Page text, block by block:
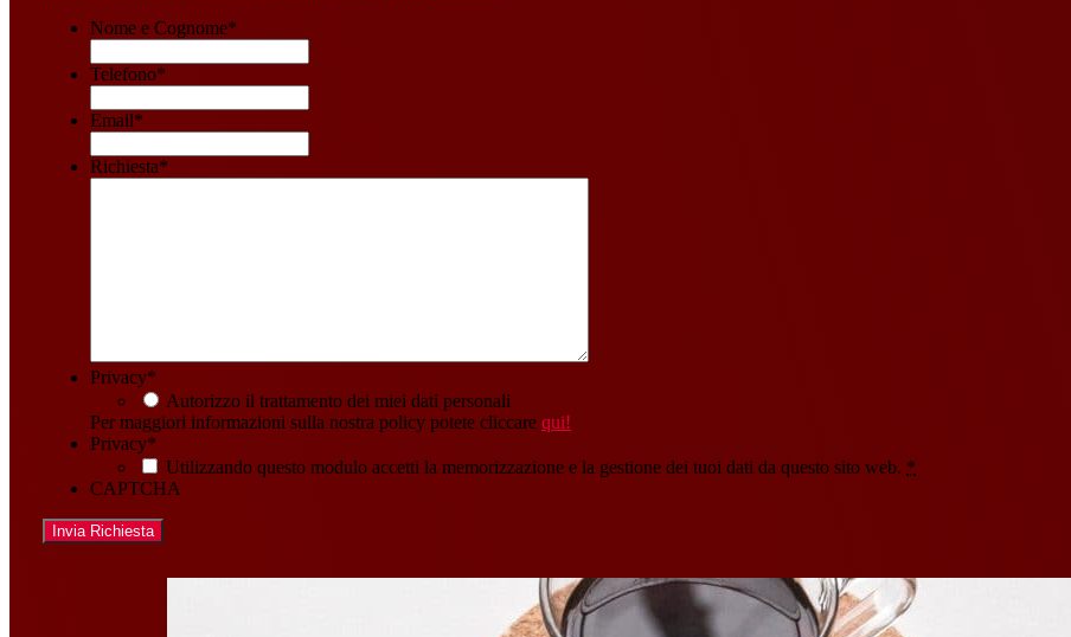
Nome e Cognome*
Telefono*
Email*
Richiesta*
Privacy*
Autorizzo il trattamento dei miei dati personali
Per maggiori informazioni sulla nostra policy potete cliccare qui!
Privacy*
Utilizzando questo modulo accetti la memorizzazione e la gestione dei tuoi dati da questo sito web. *
CAPTCHA